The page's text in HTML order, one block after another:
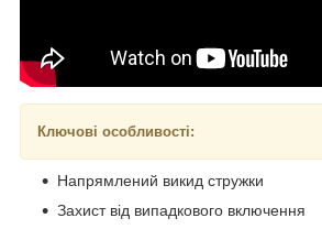
Ключові особливості:
Напрямлений викид стружки
Захист від випадкового включення